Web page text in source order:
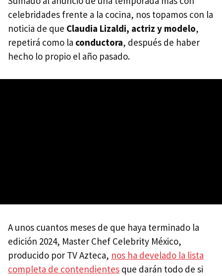
celebridades frente a la cocina, nos topamos con la
noticia de que Claudia Lizaldi, actriz y modelo,
repetirá como la conductora, después de haber
hecho lo propio el año pasado.
A unos cuantos meses de que haya terminado la
edición 2024, Master Chef Celebrity México,
producido por TV Azteca, nos ha develado la lista
completa de contendientes que darán todo de si